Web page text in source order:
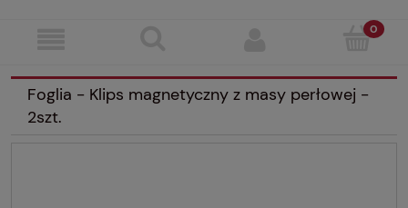
Foglia - Klips magnetyczny z masy perłowej -
2szt.